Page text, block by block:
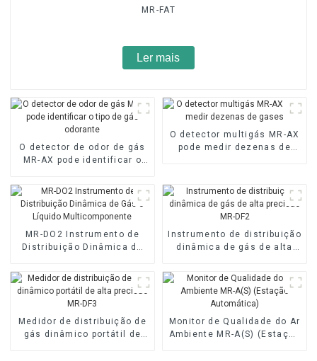
MR-FAT
Ler mais
O detector de odor de gás
MR-AX pode identificar o
O detector multigás MR-AX
pode medir dezenas de
MR-DO2 Instrumento de
Distribuição Dinâmica de
Multicomponente
Instrumento de distribuição
dinâmica de gás de alta
Medidor de distribuição de
gás dinâmico portátil de
Monitor de Qualidade do Ar
Ambiente MR-A(S) (Estação